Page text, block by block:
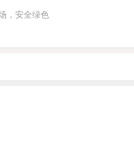
，安全绿色